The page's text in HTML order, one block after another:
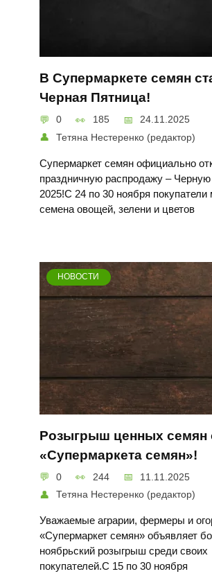
В Супермаркете семян
Черная Пятница!
0 185
24.11.2025
Тетяна Нестеренко (редактор)
Супермаркет семян официально
праздничную распродажу –
2025!С 24 по 30 ноября покупатели
семена овощей, зелени и цветов
НОВОСТИ
Розыгрыш ценных семян
«Супермаркета семян»!
0 244
11.11.2025
Тетяна Нестеренко (редактор)
Уважаемые аграрии, фермеры и
«Супермаркет семян» объявляет
ноябрьский розыгрыш среди своих
покупателей.С 15 по 30 ноября